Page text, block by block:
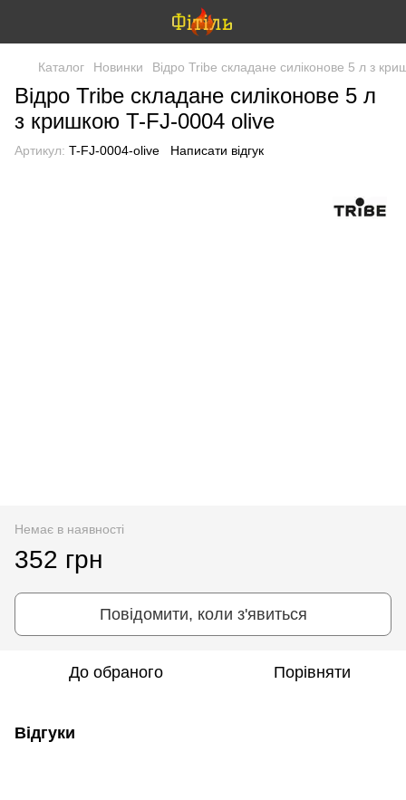
Каталог Новинки Відро Tribe складане силіконове 5 л з
Відро Tribe складане силіконове 5 л
з кришкою T-FJ-0004 olive
Артикул: T-FJ-0004-olive Написати відгук
Немає в наявності
352 грн
Повідомити, коли з'явиться
До обраного Порівняти
Відгуки